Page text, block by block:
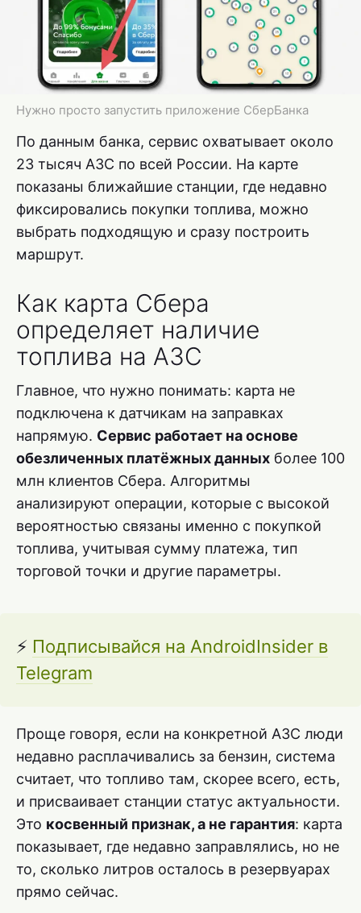
Нужно просто запустить приложение СберБанка
По данным банка, сервис охватывает около
23 тысяч АЗС по всей России. На карте
показаны ближайшие станции, где недавно
фиксировались покупки топлива, можно
выбрать подходящую и сразу построить
маршрут.
Как карта Сбера
определяет наличие
топлива на АЗС
Главное, что нужно понимать: карта не
подключена к датчикам на заправках
напрямую. Сервис работает на основе
обезличенных платёжных данных более 100
млн клиентов Сбера. Алгоритмы
анализируют операции, которые с высокой
вероятностью связаны именно с покупкой
топлива, учитывая сумму платежа, тип
торговой точки и другие параметры.
⚡ Подписывайся на AndroidInsider в
Telegram
Проще говоря, если на конкретной АЗС люди
недавно расплачивались за бензин, система
считает, что топливо там, скорее всего, есть,
и присваивает станции статус актуальности.
Это косвенный признак, а не гарантия: карта
показывает, где недавно заправлялись, но не
то, сколько литров осталось в резервуарах
прямо сейчас.